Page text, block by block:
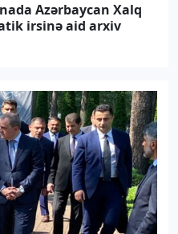
Azərbaycan Xalq
irsinə aid arxiv